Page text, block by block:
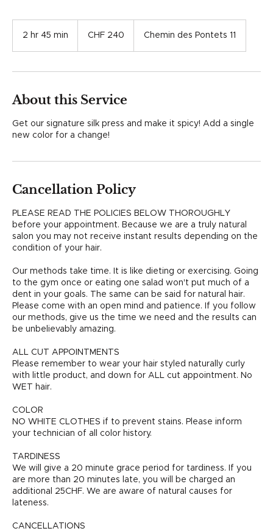
2 hr 45 min
4
m
i
francsCHF 240 Chemin des Pontets 11
About this Service
Get our signature silk press and make it spicy! Add a single
new color for a change!
Cancellation Policy
PLEASE READ THE POLICIES BELOW THOROUGHLY
before your appointment. Because we are a truly natural
salon you may not receive instant results depending on the
condition of your hair.
Our methods take time. It is like dieting or exercising. Going
to the gym once or eating one salad won't put much of a
dent in your goals. The same can be said for natural hair.
Please come with an open mind and patience. If you follow
our methods, give us the time we need and the results can
be unbelievably amazing.
ALL CUT APPOINTMENTS
Please remember to wear your hair styled naturally curly
with little product, and down for ALL cut appointment. No
WET hair.
COLOR
NO WHITE CLOTHES if to prevent stains. Please inform
your technician of all color history.
TARDINESS
We will give a 20 minute grace period for tardiness. If you
are more than 20 minutes late, you will be charged an
additional 25CHF. We are aware of natural causes for
lateness.
CANCELLATIONS